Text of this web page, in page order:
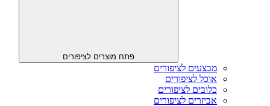
פתח מוצרים לציפורים
מבצעים לציפורים
אוכל לציפורים
כלובים לציפורים
אביזרים לציפורים